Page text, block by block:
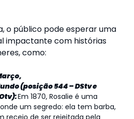
o público pode esperar uma
impactante com histórias
como:
(posição 544 – DStv e
Em 1870, Rosalie é uma
um segredo: ela tem barba,